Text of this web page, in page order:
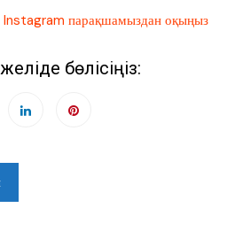
e
gr
m
ai
l
ss
e
tt
er
ра
парақшамыздан оқыңыз
бөлісіңіз: